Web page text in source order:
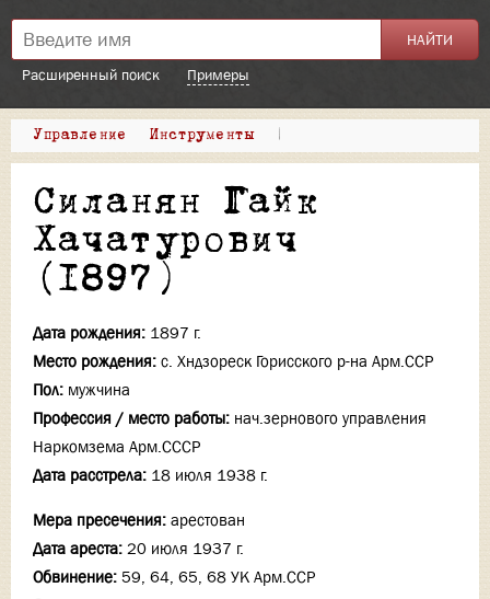
Расширенный поиск Примеры
Управление Инструменты |
Силанян Гайк
Хачатурович
(1897)
Дата рождения: 1897 г.
Место рождения: с. Хндзореск Горисского р-на Арм.ССР
Пол: мужчина
Профессия / место работы: нач.зернового управления
Наркомзема Арм.СССР
Дата расстрела: 18 июля 1938 г.
Мера пресечения: арестован
Дата ареста: 20 июля 1937 г.
Обвинение: 59, 64, 65, 68 УК Арм.ССР